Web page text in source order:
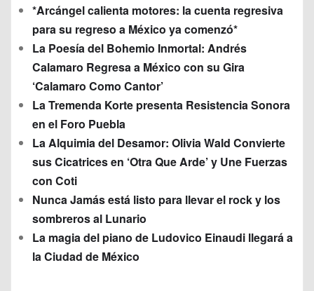
*Arcángel calienta motores: la cuenta regresiva
para su regreso a México ya comenzó*
La Poesía del Bohemio Inmortal: Andrés
Calamaro Regresa a México con su Gira
‘Calamaro Como Cantor’
La Tremenda Korte presenta Resistencia Sonora
en el Foro Puebla
La Alquimia del Desamor: Olivia Wald Convierte
sus Cicatrices en ‘Otra Que Arde’ y Une Fuerzas
con Coti
Nunca Jamás está listo para llevar el rock y los
sombreros al Lunario
La magia del piano de Ludovico Einaudi llegará a
la Ciudad de México